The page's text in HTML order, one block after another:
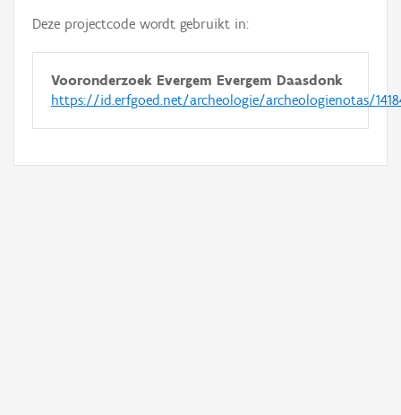
Deze projectcode wordt gebruikt in:
Vooronderzoek Evergem Evergem Daasdonk
https://id.erfgoed.net/archeologie/archeologienotas/